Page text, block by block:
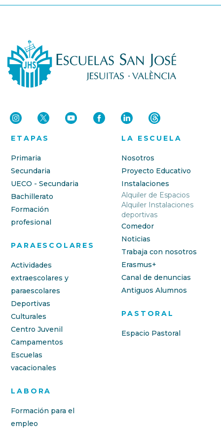
ETAPAS
Primaria
Secundaria
UECO - Secundaria
Bachillerato
Formación
profesional
PARAESCOLARES
Actividades
extraescolares y
paraescolares
Deportivas
Culturales
Centro Juvenil
Campamentos
Escuelas
vacacionales
LABORA
Formación para el
empleo
LA ESCUELA
Nosotros
Proyecto Educativo
Instalaciones
Alquiler de Espacios
Alquiler Instalaciones
deportivas
Comedor
Noticias
Trabaja con nosotros
Erasmus+
Canal de denuncias
Antiguos Alumnos
PASTORAL
Espacio Pastoral